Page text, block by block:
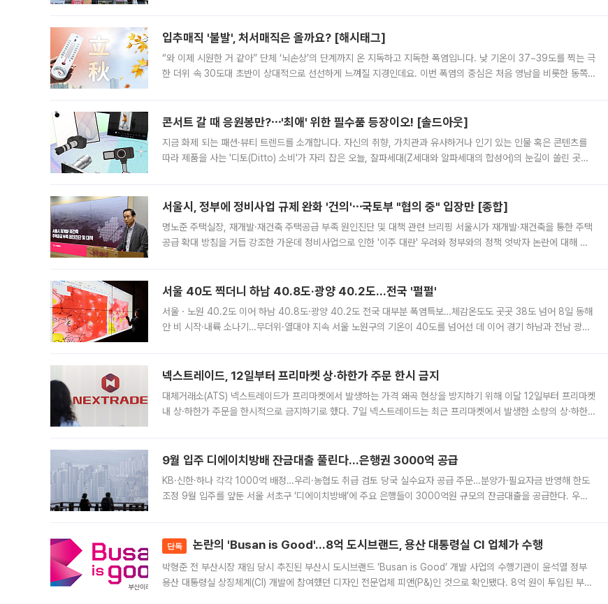
입추매직 '불발', 처서매직은 올까요? [해시태그]
“와 이제 시원한 거 같아” 단체 ‘뇌손상’의 단계까지 온 지독하고 지독한 폭염입니다. 낮 기온이 37~39도를 찍는 극
한 더위 속 30도대 초반이 상대적으로 선선하게 느껴질 지경인데요. 이번 폭염의 중심은 처음 영남을 비롯한 동쪽
콘서트 갈 때 응원봉만?⋯'최애' 위한 필수품 등장이오! [솔드아웃]
지금 화제 되는 패션·뷰티 트렌드를 소개합니다. 자신의 취향, 가치관과 유사하거나 인기 있는 인물 혹은 콘텐츠를
따라 제품을 사는 '디토(Ditto) 소비'가 자리 잡은 오늘, 잘파세대(Z세대와 알파세대의 합성어)의 눈길이 쏠린 곳은
서울시, 정부에 정비사업 규제 완화 '건의'⋯국토부 "협의 중" 입장만 [종합]
명노준 주택실장, 재개발·재건축 주택공급 부족 원인진단 및 대책 관련 브리핑 서울시가 재개발·재건축을 통한 주택
공급 확대 방침을 거듭 강조한 가운데 정비사업으로 인한 '이주 대란' 우려와 정부와의 정책 엇박자 논란에 대해 정
서울 40도 찍더니 하남 40.8도·광양 40.2도…전국 '펄펄'
서울ㆍ노원 40.2도 이어 하남 40.8도·광양 40.2도 전국 대부분 폭염특보…체감온도도 곳곳 38도 넘어 8일 동해
안 비 시작·내륙 소나기…무더위·열대야 지속 서울 노원구의 기온이 40도를 넘어선 데 이어 경기 하남과 전남 광양
넥스트레이드, 12일부터 프리마켓 상·하한가 주문 한시 금지
대체거래소(ATS) 넥스트레이드가 프리마켓에서 발생하는 가격 왜곡 현상을 방지하기 위해 이달 12일부터 프리마켓
내 상·하한가 주문을 한시적으로 금지하기로 했다. 7일 넥스트레이드는 최근 프리마켓에서 발생한 소량의 상·하한
9월 입주 디에이치방배 잔금대출 풀린다…은행권 3000억 공급
KB·신한·하나 각각 1000억 배정…우리·농협도 취급 검토 당국 실수요자 공급 주문…분양가·필요자금 반영해 한도
조정 9월 입주를 앞둔 서울 서초구 ‘디에이치방배’에 주요 은행들이 3000억원 규모의 잔금대출을 공급한다. 우리
단독 논란의 'Busan is Good'…8억 도시브랜드, 용산 대통령실 CI 업체가 수행
박형준 전 부산시장 재임 당시 추진된 부산시 도시브랜드 ‘Busan is Good’ 개발 사업의 수행기관이 윤석열 정부
용산 대통령실 상징체계(CI) 개발에 참여했던 디자인 전문업체 피앤(P&)인 것으로 확인됐다. 8억 원이 투입된 부산